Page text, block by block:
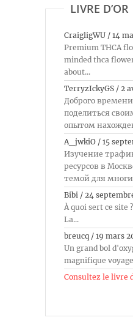
LIVRE D’OR
CraigligWU / 14
Premium THCA
minded thca
about...
TerryzIckyGS / 2
Доброго
поделиться
опытом
A_jwkiO / 15
Изучение
ресурсов в
темой для
Bibi / 24
À quoi sert ce site
La...
breucq / 19 mars
Un grand bol
magnifique
Consultez le livre